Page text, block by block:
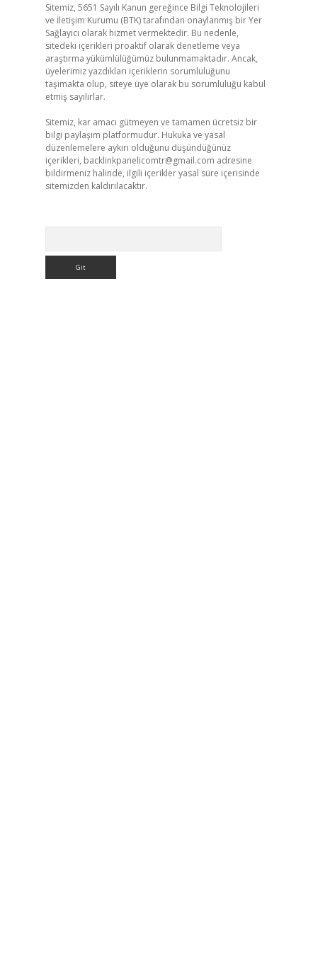
Sitemiz, 5651 Sayılı Kanun gereğince Bilgi Teknolojileri
ve İletişim Kurumu (BTK) tarafından onaylanmış bir Yer
Sağlayıcı olarak hizmet vermektedir. Bu nedenle,
sitedeki içerikleri proaktif olarak denetleme veya
araştırma yükümlülüğümüz bulunmamaktadır. Ancak,
üyelerimiz yazdıkları içeriklerin sorumluluğunu
taşımakta olup, siteye üye olarak bu sorumluluğu kabul
etmiş sayılırlar.
Sitemiz, kar amacı gütmeyen ve tamamen ücretsiz bir
bilgi paylaşım platformudur. Hukuka ve yasal
düzenlemelere aykırı olduğunu düşündüğünüz
içerikleri, backlinkpanelicomtr@gmail.com adresine
bildirmeniz halinde, ilgili içerikler yasal süre içerisinde
sitemizden kaldırılacaktır.